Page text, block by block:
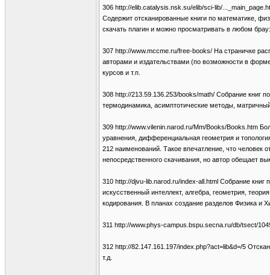
306 http://elib.catalysis.nsk.su/elib/sci-lib/
Содержит отсканированные книги по математике,
скачать плагин и можно просматривать в любом
307 http://www.mccme.ru/free-books/ На страничке
авторами и издательствами (по возможности в
курсов и т.п.
308 http://213.59.136.253/books/math/ Собрание книг
термодинамика, асимптотические методы,
309 http://www.vilenin.narod.ru/Mm/Books/Books.htm
уравнения, дифференциальная геометрия и
212 наименований. Такое впечатление, что
непосредственного скачивания, но автор обещает
310 http://djvu-lib.narod.ru/index-all.html Собрание
искусственный интеллект, алгебра, геометрия,
кодирования. В планах создание разделов Физика и
311 http://www.phys-campus.bspu.secna.ru/db/tsect/
312 http://82.147.161.197/index.php?act=lib&d=/5
т.д.